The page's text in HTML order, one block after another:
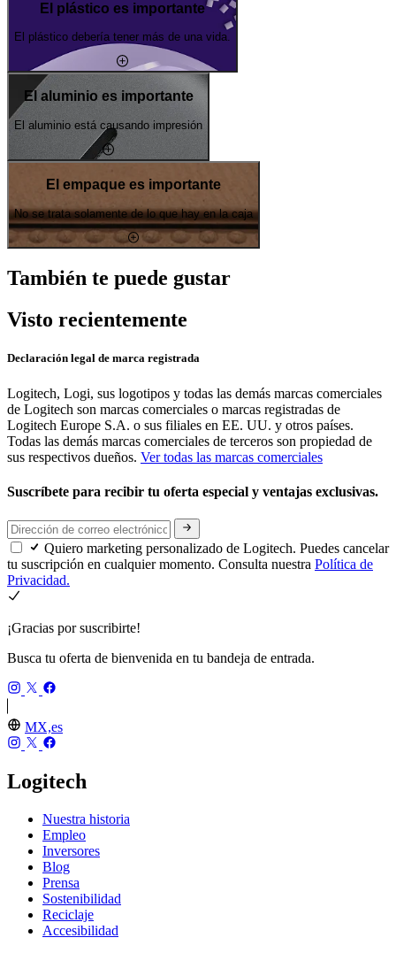
El plástico es importante
El plástico debería tener más de una vida.
El aluminio es importante
El aluminio está causando impresión
El empaque es importante
No se trata solamente de lo que hay en la caja
También te puede gustar
Visto recientemente
Declaración legal de marca registrada
Logitech, Logi, sus logotipos y todas las demás marcas comerciales
de Logitech son marcas comerciales o marcas registradas de
Logitech Europe S.A. o sus filiales en EE. UU. y otros países.
Todas las demás marcas comerciales de terceros son propiedad de
sus respectivos dueños. Ver todas las marcas comerciales
Suscríbete para recibir tu oferta especial y ventajas exclusivas.
Quiero marketing personalizado de Logitech. Puedes cancelar
tu suscripción en cualquier momento. Consulta nuestra Política de
Privacidad.
¡Gracias por suscribirte!
Busca tu oferta de bienvenida en tu bandeja de entrada.
MX,es
Logitech
Nuestra historia
Empleo
Inversores
Blog
Prensa
Sostenibilidad
Reciclaje
Accesibilidad